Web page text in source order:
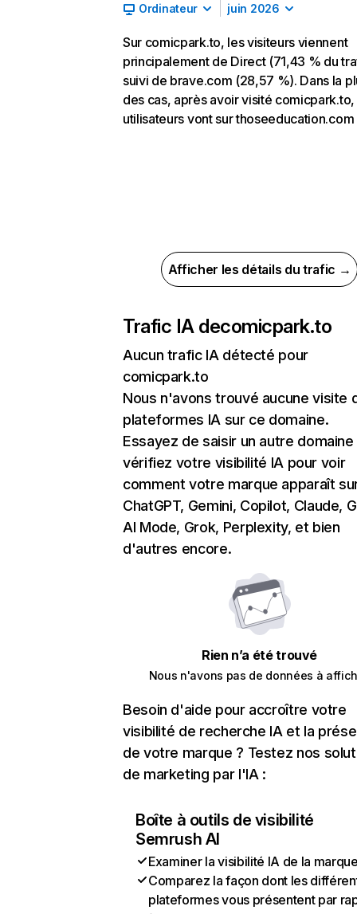
Ordinateur juin 2026
Sur comicpark.to, les visiteurs viennent
principalement de Direct (71,43 % du
suivi de brave.com (28,57 %). Dans la
des cas, après avoir visité comicpark.to,
utilisateurs vont sur thoseeducation.com
Afficher les détails du trafic →
Trafic IA decomicpark.to
Aucun trafic IA détecté pour
comicpark.to
Nous n'avons trouvé aucune visite
plateformes IA sur ce domaine.
Essayez de saisir un autre domaine
vérifiez votre visibilité IA pour voir
comment votre marque apparaît
ChatGPT, Gemini, Copilot, Claude,
AI Mode, Grok, Perplexity, et bien
d'autres encore.
Rien n’a été trouvé
Nous n'avons pas de données à
Besoin d'aide pour accroître votre
visibilité de recherche IA et la
de votre marque ? Testez nos
de marketing par l'IA :
Boîte à outils de visibilité
Semrush AI
Examiner la visibilité IA de la
Comparez la façon dont les
plateformes vous présentent par